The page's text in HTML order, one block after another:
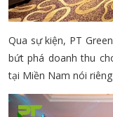
Qua sự kiện, PT
bứt phá doanh thu
tại Miền Nam nói